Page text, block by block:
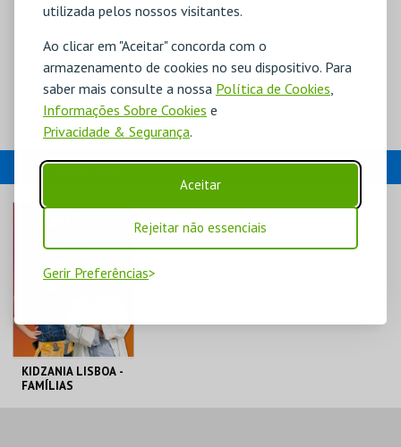
utilizada pelos nossos visitantes.
Ao clicar em "Aceitar" concorda com o
armazenamento de cookies no seu dispositivo. Para
saber mais consulte a nossa Política de Cookies
Informações Sobre Cookies e
Privacidade & Segurança.
Aceitar
Rejeitar não essenciais
Gerir Preferências
EVENTOS
KIDZANIA LISBOA -
FAMÍLIAS